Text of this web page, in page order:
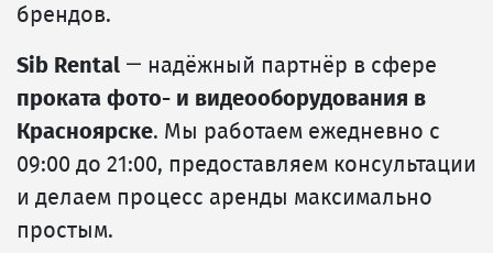
брендов.
Sib Rental — надёжный партнёр в сфере
проката фото- и видеооборудования в
Красноярске. Мы работаем ежедневно с
09:00 до 21:00, предоставляем консультации
и делаем процесс аренды максимально
простым.